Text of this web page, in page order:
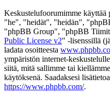
Keskustelufoorumimme
"he", "heidät", "heidän",
"phpBB Group", "phpBB
Public License v2" -lisenssillä
ladata osoitteesta
ympäristön internet-
siitä, mitä sallimme tai
käytöksenä. Saadaksesi
https://www.phpbb.com/.